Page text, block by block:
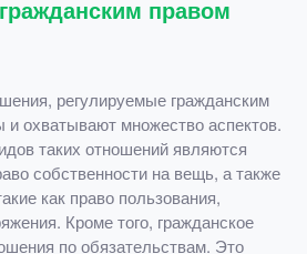
правом
регулируемые гражданским
и охватывают множество аспектов.
таких отношений являются
собственности на вещь, а также
как право пользования,
Кроме того, гражданское
по обязательствам. Это